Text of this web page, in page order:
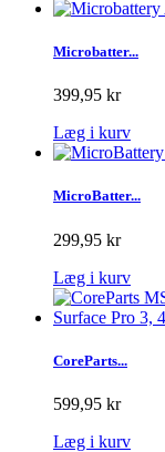
Microbatter...
399,95 kr
Læg i kurv
MicroBatter...
299,95 kr
Læg i kurv
CoreParts...
599,95 kr
Læg i kurv